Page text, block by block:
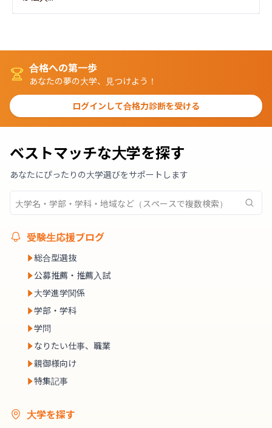
合格への第一歩
あなたの夢の大学、見つけよう！
ログインして合格力診断を受ける
ベストマッチな大学を探す
あなたにぴったりの大学選びをサポートします
受験生応援ブログ
総合型選抜
公募推薦・推薦入試
大学進学関係
学部・学科
学問
なりたい仕事、職業
親御様向け
特集記事
大学を探す